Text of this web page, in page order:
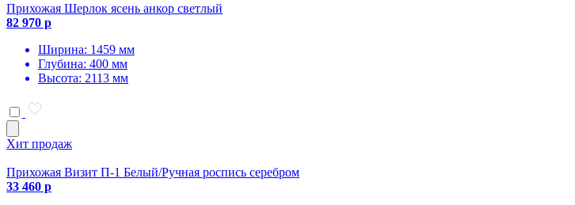
Прихожая Шерлок ясень анкор светлый
82 970 р
Ширина: 1459 мм
Глубина: 400 мм
Высота: 2113 мм
Хит продаж
Прихожая Визит П-1 Белый/Ручная роспись серебром
33 460 р